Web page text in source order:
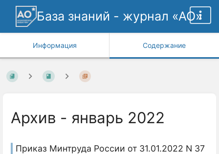
База знаний - журнал «АО»
Информация Содержание
Архив - январь 2022
Приказ Минтруда России от 31.01.2022 N 37